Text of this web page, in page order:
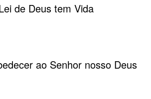
de Deus tem Vida
ao Senhor nosso Deus